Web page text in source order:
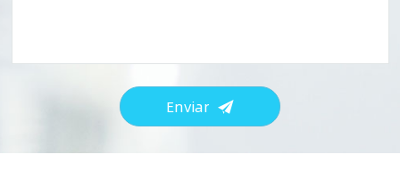
Enviar